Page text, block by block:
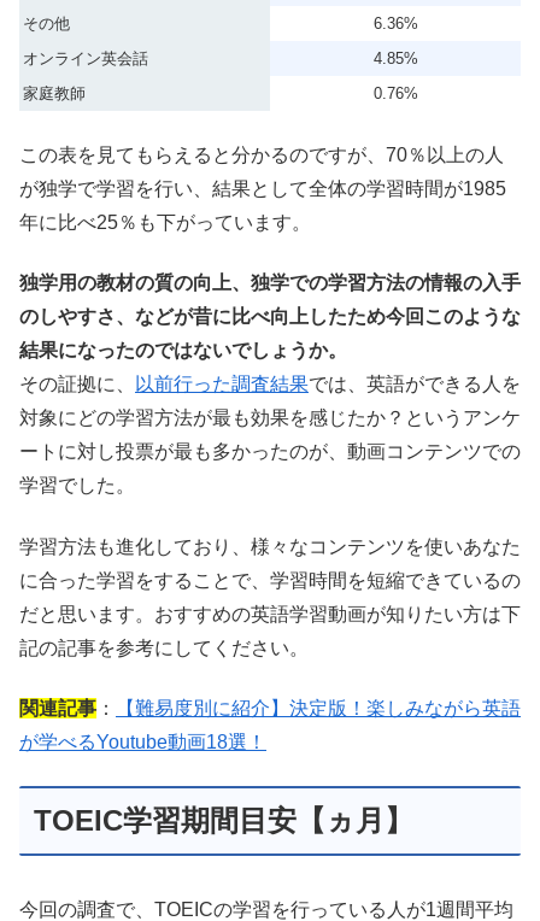
その他
6.36%
オンライン英会話
4.85%
家庭教師
0.76%
この表を見てもらえると分かるのですが、70％以上の人
が独学で学習を行い、結果として全体の学習時間が1985
年に比べ25％も下がっています。
独学用の教材の質の向上、独学での学習方法の情報の入手
のしやすさ、などが昔に比べ向上したため今回このような
結果になったのではないでしょうか。
その証拠に、
以前行った調査結果では、英語ができる人を
対象にどの学習方法が最も効果を感じたか？というアンケ
ートに対し投票が最も多かったのが、動画コンテンツでの
学習でした。
学習方法も進化しており、様々なコンテンツを使いあなた
に合った学習をすることで、学習時間を短縮できているの
だと思います。おすすめの英語学習動画が知りたい方は下
記の記事を参考にしてください。
関連記事 ：
【難易度別に紹介】決定版！楽しみながら英語
が学べるYoutube動画18選！
TOEIC学習期間目安【ヵ月】
今回の調査で、TOEICの学習を行っている人が1週間平均